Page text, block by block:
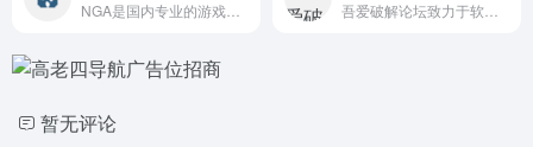
暂无评论